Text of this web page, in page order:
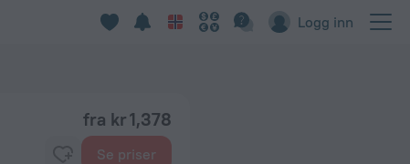
Logg inn
fra kr 1,378
Se priser